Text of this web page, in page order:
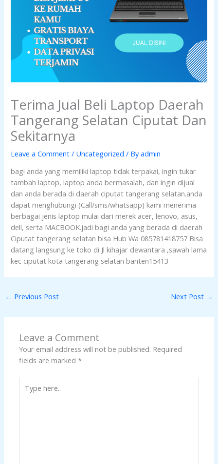
Terima Jual Beli Laptop Daerah
Tangerang Selatan Ciputat Dan
Sekitarnya
Leave a Comment / Uncategorized / Byadmin
bagi anda yang memiliki laptop tidak terpakai, ingin tukar
tambah laptop, laptop anda bermasalah, dan ingin dijual
dan anda berada di daerah ciputat tangerang selatan.anda
dapat menghubungi (Call/sms/whatsapp) kami menerima
berbagai jenis laptop mulai dari merek acer, lenovo, asus,
dell, serta MACBOOK.jadi bagi anda yang berada di daerah
Ciputat tangerang selatan bisa Hub Wa 085781418757 Bisa
datang langsung ke toko di Jl kihajar dewantara ,sawah lama
kec ciputat kota tangerang selatan banten15413
← Previous Post Next Post →
Leave a Comment
Your email address will not be published. Required
fields are marked*
here..